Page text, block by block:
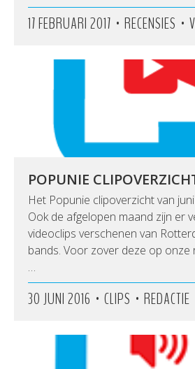
17 FEBRUARI 2017 • RECENSIES •
POPUNIE
Het Popunie clipoverzicht van
Ook de afgelopen maand zijn er
videoclips verschenen van
bands. Voor zover deze op onze
…
30 JUNI 2016 • CLIPS • REDACTIE